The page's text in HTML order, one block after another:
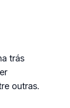
trás
outras.